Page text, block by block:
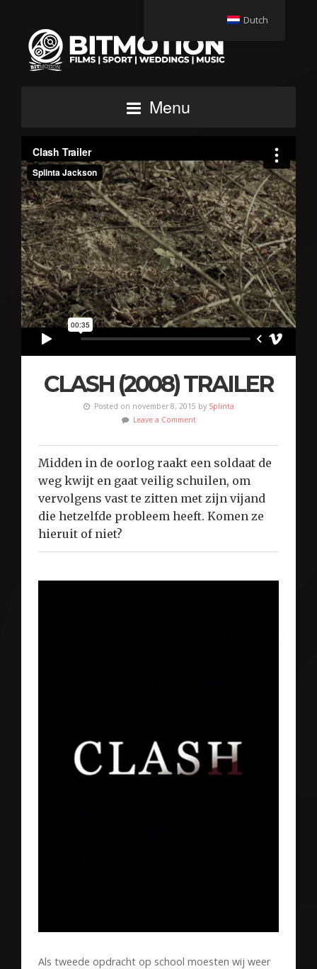
Menu
CLASH (2008) TRAILER
Posted on november 8, 2015 by Splinta
Leave a Comment
Midden in de oorlog raakt een soldaat de
weg kwijt en gaat veilig schuilen, om
vervolgens vast te zitten met zijn vijand
die hetzelfde probleem heeft. Komen ze
hieruit of niet?
Als tweede opdracht op school moesten wij weer
Dutch